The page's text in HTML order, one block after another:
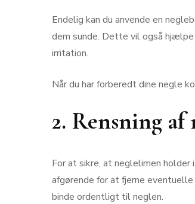
Endelig kan du anvende en
dem sunde. Dette vil også
irritation.
Når du har forberedt dine negle
2. Rensning
For at sikre, at neglelimen
afgørende for at fjerne
binde ordentligt til neglen.